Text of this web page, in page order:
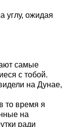
углу, ожидая
самые
с тобой.
на Дунае,
то время я
на
ради